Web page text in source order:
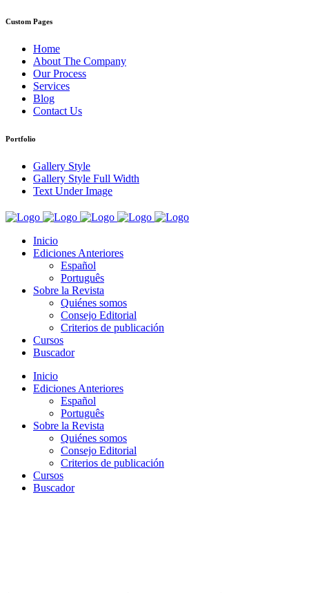
Custom Pages
Home
About The Company
Our Process
Services
Blog
Contact Us
Portfolio
Gallery Style
Gallery Style Full Width
Text Under Image
Inicio
Ediciones Anteriores
Español
Português
Sobre la Revista
Quiénes somos
Consejo Editorial
Criterios de publicación
Cursos
Buscador
Inicio
Ediciones Anteriores
Español
Português
Sobre la Revista
Quiénes somos
Consejo Editorial
Criterios de publicación
Cursos
Buscador